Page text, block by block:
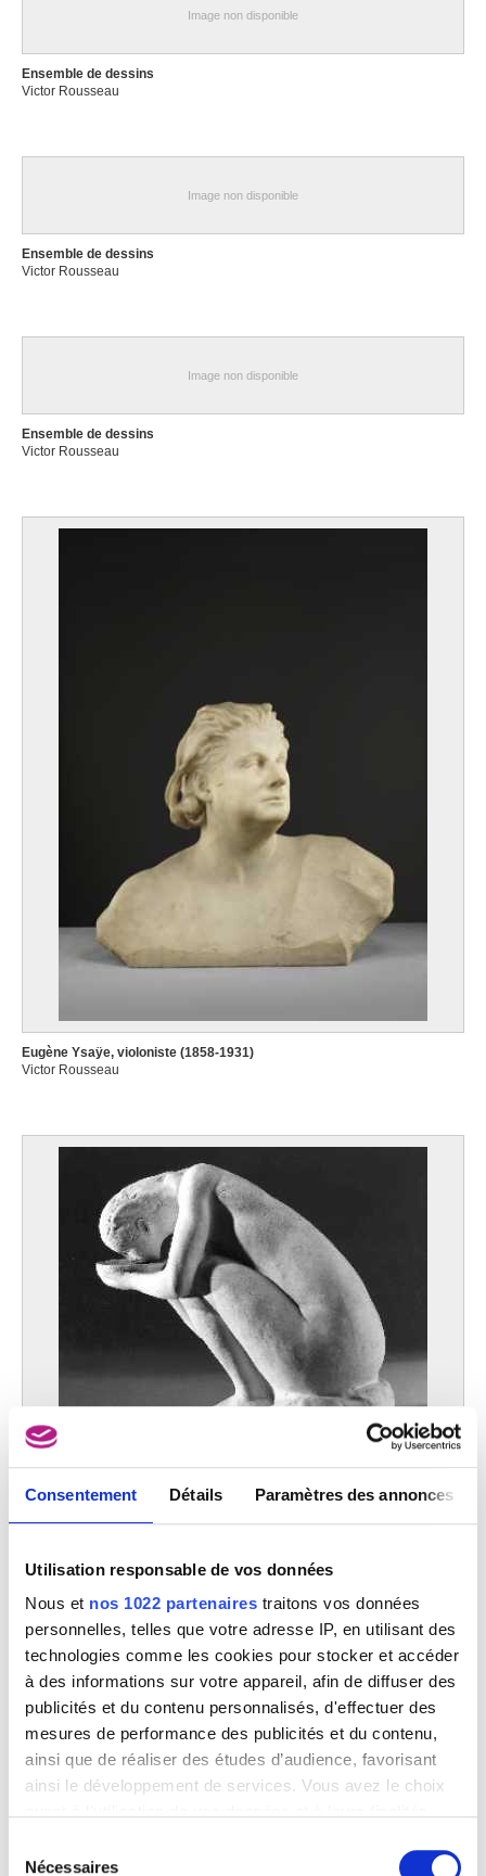
Consentement Détails Paramètres des annonces
Utilisation responsable de vos données
Nous et nos 1022 partenaires traitons vos données
personnelles, telles que votre adresse IP, en utilisant des
technologies comme les cookies pour stocker et accéder
à des informations sur votre appareil, afin de diffuser des
publicités et du contenu personnalisés, d'effectuer des
mesures de performance des publicités et du contenu,
ainsi que de réaliser des études d’audience, favorisant
ainsi le développement de services. Vous avez le choix
tout moment en consultant la Déclaration relative aux
Nécessaires
Image non disponible
Ensemble de dessins
Victor Rousseau
Image non disponible
Ensemble de dessins
Victor Rousseau
Image non disponible
Ensemble de dessins
Victor Rousseau
Eugène Ysaÿe, violoniste (1858-1931)
Victor Rousseau
Femme accroupie buvant dans une coupe
Victor Rousseau